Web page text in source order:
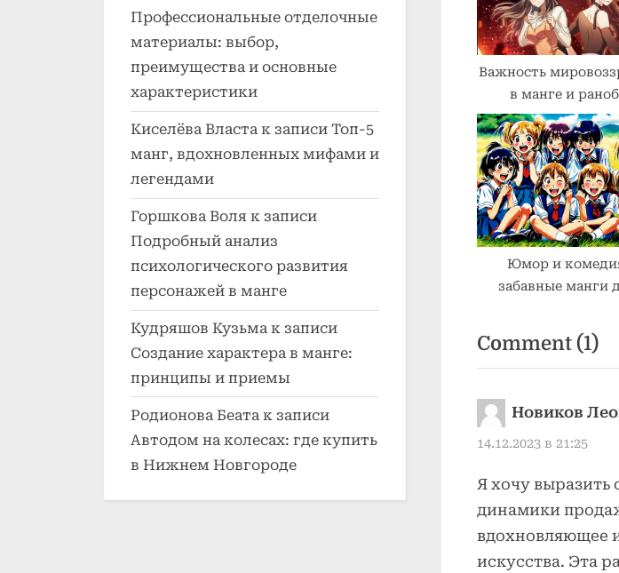
o
s
t
Важность
в манге и
Юмор и
забавные манги
Comment (1)on
в
Новиков
14.12.2023 в 21:25
Я хочу выразить
динамики
вдохновляющее
искусства. Эта
Профессиональные отделочные
материалы: выбор,
преимущества и основные
характеристики
Киселёва Власта к записи Топ-5
манг, вдохновленных мифами и
легендами
Горшкова Воля к записи
Подробный анализ
психологического развития
персонажей в манге
Кудряшов Кузьма к записи
Создание характера в манге:
принципы и приемы
Родионова Беата к записи
Автодом на колесах: где купить
в Нижнем Новгороде